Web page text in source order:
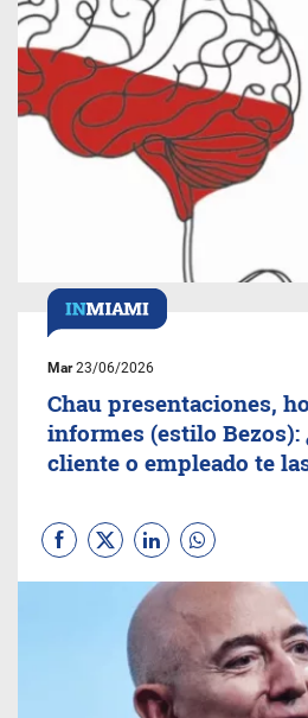
Mar23/06/2026
Chau presentaciones,
informes (estilo Bezos):
cliente o empleado te